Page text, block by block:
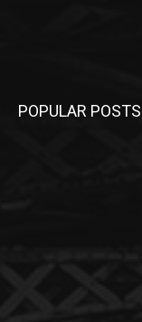
POPULAR POSTS